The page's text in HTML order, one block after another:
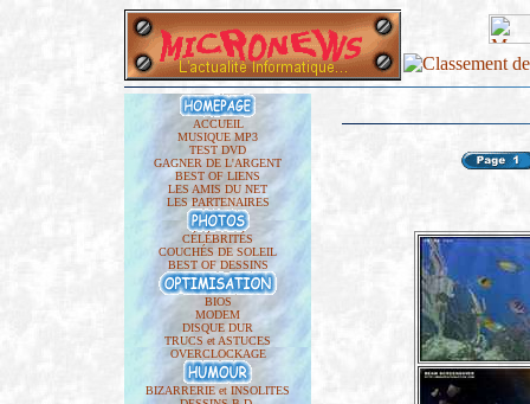
ACCUEIL
MUSIQUE MP3
TEST DVD
GAGNER DE L'ARGENT
BEST OF LIENS
LES AMIS DU NET
LES PARTENAIRES
CÉLÉBRITÉS
COUCHÉS DE SOLEIL
BEST OF DESSINS
BIOS
MODEM
DISQUE DUR
TRUCS et ASTUCES
OVERCLOCKAGE
BIZARRERIE et INSOLITES